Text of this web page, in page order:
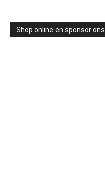
Shop online en sponsor ons